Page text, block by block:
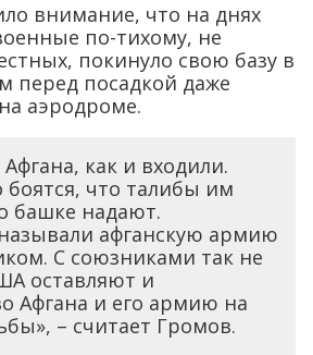
внимание, что на днях
по-тихому, не
покинуло свою базу в
перед посадкой даже
аэродроме.
как и входили.
боятся, что талибы им
башке надают.
афганскую армию
С союзниками так не
оставляют и
Афгана и его армию на
– считает Громов.